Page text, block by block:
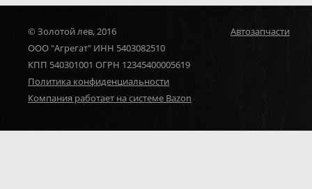
© Золотой лев, 2016
ООО "Агрегат" ИНН 5403082510
КПП 540301001 ОГРН 12345400005619
Политика конфиденциальности
Компания работает на системе Bazon
Автозапчасти